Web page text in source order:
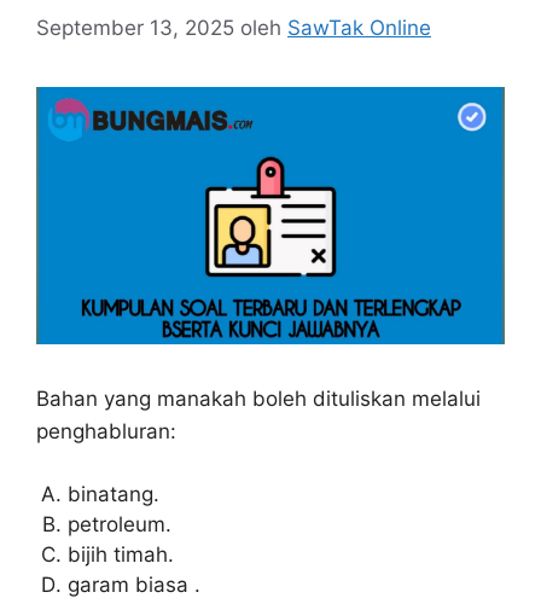
September 13, 2025 oleh SawTak Online
Bahan yang manakah boleh dituliskan melalui
penghabluran:
binatang.
petroleum.
bijih timah.
garam biasa .